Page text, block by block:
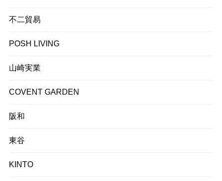
不二貿易
POSH LIVING
山崎実業
COVENT GARDEN
阪和
東谷
KINTO